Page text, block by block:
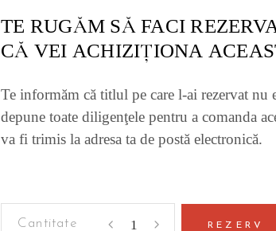
TE RUGĂM SĂ FACI
CĂ VEI ACHIZIŢIONA
Te informăm că titlul pe care l-ai rezervat
depune toate diligenţele pentru a comanda
va fi trimis la adresa ta de postă electronică.
REZERV